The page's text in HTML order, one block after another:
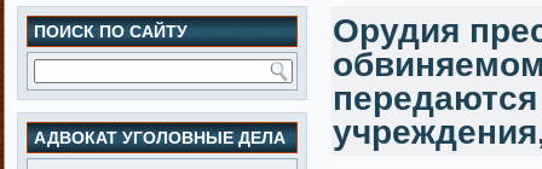
ПОИСК ПО САЙТУ
АДВОКАТ УГОЛОВНЫЕ ДЕЛА
Орудия